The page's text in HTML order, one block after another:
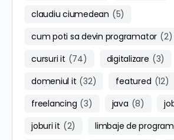
claudiu ciumedean (5)
cum poti sa devin programator (2)
cursuri it (74) digitalizare (3)
domeniul it (32) featured (12)
freelancing (3) java (8)
joburi it (2) limbaje de